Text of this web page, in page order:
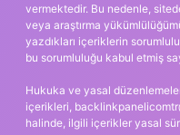
vermektedir. Bu nedenle,
veya araştırma
yazdıkları içeriklerin
bu sorumluluğu kabul etmiş
Hukuka ve yasal
içerikleri,
halinde, ilgili içerikler yasal